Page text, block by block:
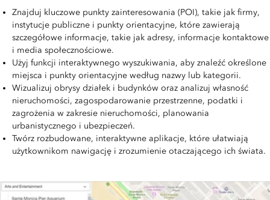
Znajduj kluczowe punkty zainteresowania (POI), takie jak firmy,
instytucje publiczne i punkty orientacyjne, które zawierają
szczegółowe informacje, takie jak adresy, informacje kontaktowe
i media społecznościowe.
Użyj funkcji interaktywnego wyszukiwania, aby znaleźć określone
miejsca i punkty orientacyjne według nazwy lub kategorii.
Wizualizuj obrysy działek i budynków oraz analizuj własność
nieruchomości, zagospodarowanie przestrzenne, podatki i
zagrożenia w zakresie nieruchomości, planowania
urbanistycznego i ubezpieczeń.
Twórz rozbudowane, interaktywne aplikacje, które ułatwiają
użytkownikom nawigację i zrozumienie otaczającego ich świata.